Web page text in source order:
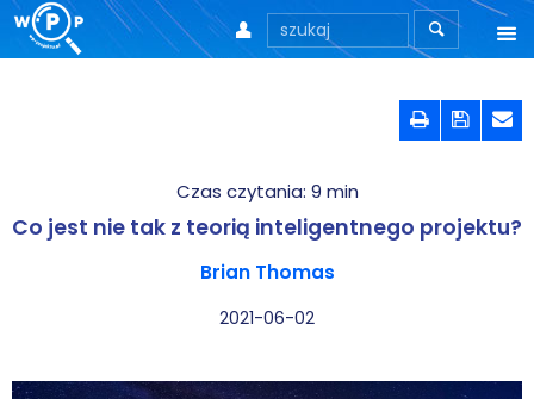

Motto
Aktualności
 
  
Co jest nie tak z teorią inteligentnego projektu?
Czas czytania: 9 min
Brian Thomas
2021-06-02